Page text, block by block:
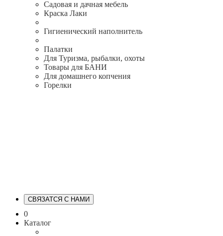
Садовая и дачная мебель
Краска Лаки
Гигиенический наполнитель
Палатки
Для Туризма, рыбалки, охоты
Товары для БАНИ
Для домашнего копчения
Горелки
СВЯЗАТСЯ С НАМИ
0
Каталог